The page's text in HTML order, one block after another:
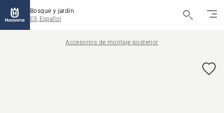
Bosque y jardín
ES, Español
Accesorios de montaje posterior